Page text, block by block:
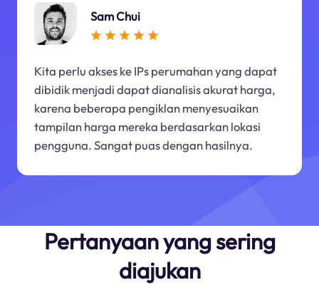
Sam Chui
Kita perlu akses ke IPs perumahan yang dapat
dibidik menjadi dapat dianalisis akurat harga,
karena beberapa pengiklan menyesuaikan
tampilan harga mereka berdasarkan lokasi
pengguna. Sangat puas dengan hasilnya.
Pertanyaan yang sering
diajukan